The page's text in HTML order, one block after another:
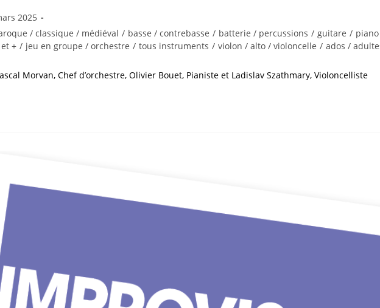
2025
/ classique / médiéval / basse / contrebasse / batterie / percussions / guitare /
+ / jeu en groupe / orchestre / tous instruments / violon / alto / violoncelle / ados /
Morvan, Chef d’orchestre, Olivier Bouet, Pianiste et Ladislav Szathmary, Violoncelliste